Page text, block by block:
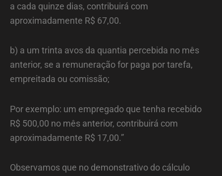
a cada quinze dias, contribuirá com
aproximadamente R$ 67,00.
b) a um trinta avos da quantia percebida no mês
anterior, se a remuneração for paga por tarefa,
empreitada ou comissão;
Por exemplo: um empregado que tenha recebido
R$ 500,00 no mês anterior, contribuirá com
aproximadamente R$ 17,00.”
Observamos que no demonstrativo do cálculo